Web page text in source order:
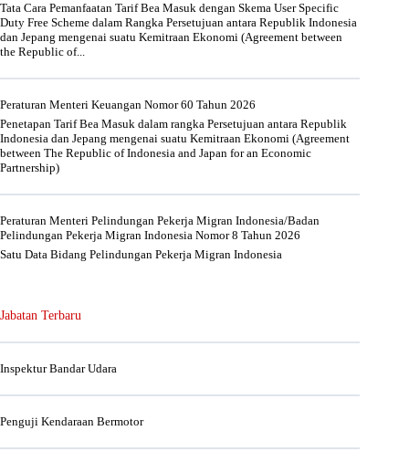
Tata Cara Pemanfaatan Tarif Bea Masuk dengan Skema User Specific
Duty Free Scheme dalam Rangka Persetujuan antara Republik Indonesia
dan Jepang mengenai suatu Kemitraan Ekonomi (Agreement between
the Republic of...
Peraturan Menteri Keuangan Nomor 60 Tahun 2026
Penetapan Tarif Bea Masuk dalam rangka Persetujuan antara Republik
Indonesia dan Jepang mengenai suatu Kemitraan Ekonomi (Agreement
between The Republic of Indonesia and Japan for an Economic
Partnership)
Peraturan Menteri Pelindungan Pekerja Migran Indonesia/Badan
Pelindungan Pekerja Migran Indonesia Nomor 8 Tahun 2026
Satu Data Bidang Pelindungan Pekerja Migran Indonesia
Jabatan Terbaru
Inspektur Bandar Udara
Penguji Kendaraan Bermotor